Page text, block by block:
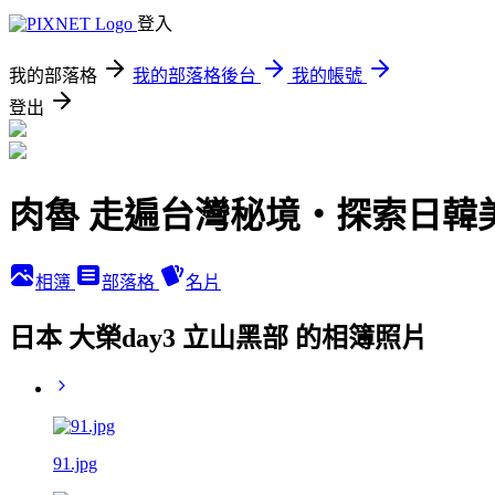
登入
我的部落格 我的部落格後台
我的帳號
登出
肉魯 走遍台灣秘境・探索日韓
相簿 部落格 名片
日本 大榮day3 立山黑部 的相簿照片
91.jpg